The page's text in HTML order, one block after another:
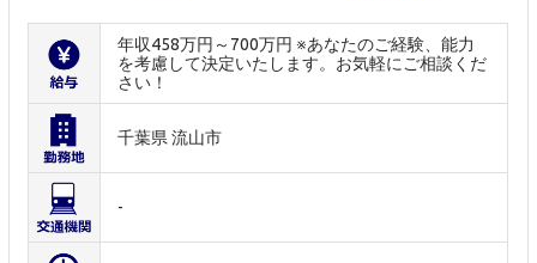
年収458万円～700万円 ※あなたのご経験、能力
を考慮して決定いたします。お気軽にご相談くだ
さい！
千葉県 流山市
-